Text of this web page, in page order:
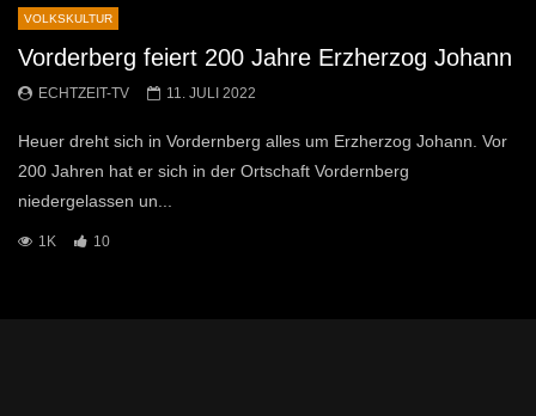
VOLKSKULTUR
Vorderberg feiert 200 Jahre Erzherzog Johann
ECHTZEIT-TV 11. JULI 2022
Heuer dreht sich in Vordernberg alles um Erzherzog Johann. Vor
200 Jahren hat er sich in der Ortschaft Vordernberg
niedergelassen un...
1K 10